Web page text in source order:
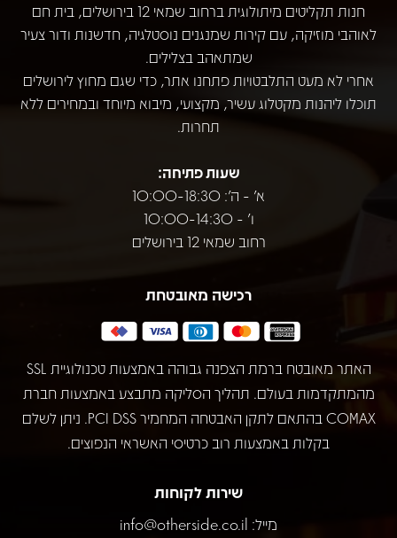
חנות תקליטים מיתולוגית ברחוב שמאי 12 בירושלים, בית חם
לאוהבי מוזיקה, עם קירות שמנגנים נוסטלגיה, חדשנות ודור צעיר
שמתאהב בצלילים.
אחרי לא מעט התלבטויות פתחנו אתר, כדי שגם מחוץ לירושלים
תוכלו ליהנות מקטלוג עשיר, מקצועי, מיבוא מיוחד ובמחירים ללא
תחרות.
שעות פתיחה:
א' - ה': 10:00-18:30
ו' - 10:00-14:30
רחוב שמאי 12 בירושלים
רכישה מאובטחת
האתר מאובטח ברמת הצפנה גבוהה באמצעות טכנולוגיית SSL
מהמתקדמות בעולם. תהליך הסליקה מתבצע באמצעות חברת
COMAX בהתאם לתקן האבטחה המחמיר PCI DSS. ניתן לשלם
בקלות באמצעות רוב כרטיסי האשראי הנפוצים.
שירות לקוחות
מייל: info@otherside.co.il